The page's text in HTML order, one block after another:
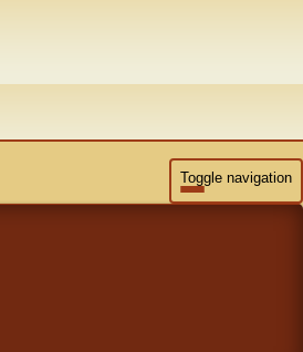
Toggle navigation